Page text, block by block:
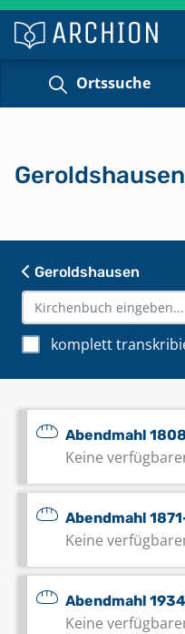
Ortssuche
Geroldshausen
komplett
Abendmahl
Keine
Abendmahl
Keine
Abendmahl
Keine
Geroldshausen